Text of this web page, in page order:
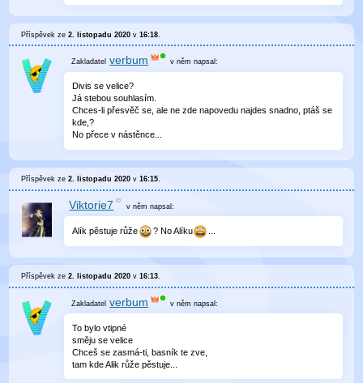
Příspěvek ze2. listopadu 2020 v16:18
verbum v něm napsal:
Divis se velice?
Já stebou souhlasím.
Chces-li přesvěč se, ale ne zde napovedu najdes snadno, ptáš se
kde,?
No přece v nástěnce...
Příspěvek ze2. listopadu 2020 v16:15.
Viktorie7 v němnapsal:
Alík pěstuje růže ? No Alíku
Příspěvek ze2. listopadu 2020 v16:13.
verbum v něm napsal:
To bylo vtipné
směju se velice
Chceš se zasmá-ti, basník te zve,
tam kde Alik růže pěstuje...